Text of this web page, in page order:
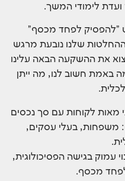
ועדת לימודי המשך.
"להפסיק לפחד מכסף"
ש-70% מקבלת ההחלטות שלנו נובעת מרגש
את ההשקעה הבאה עלינו
באמת חשוב לנו, מה ייתן
מאות לקוחות עם סך נכסים
משפחות, בעלי עסקים,
עמוק בגישה הפסיכולוגית,
מכסף.